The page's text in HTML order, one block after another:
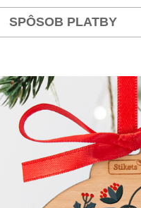
SPÔSOB PLATBY